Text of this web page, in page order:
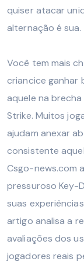
quiser atacar
alternação é sua.
Você tem mais
criancice ganhar
aquele na
Strike. Muitos
ajudam anexar
consistente
Csgo-news.com
pressuroso Key-
suas
artigo analisa a
avaliações dos
jogadores reais